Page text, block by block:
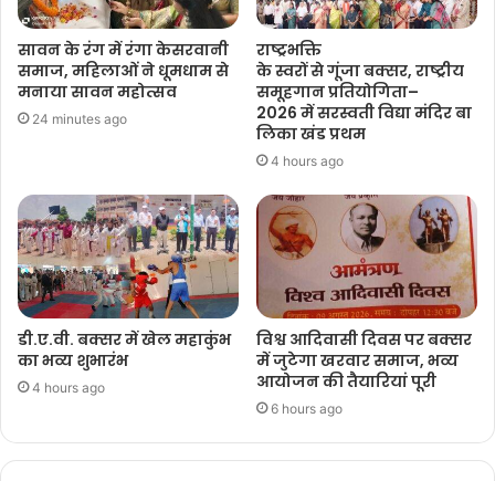
सावन के रंग में रंगा केसरवानी
समाज, महिलाओं ने धूमधाम से
मनाया सावन महोत्सव
24 minutes ago
राष्ट्रभक्ति
के स्वरों से गूंजा बक्सर, राष्ट्रीय
समूहगान प्रतियोगिता–
2026 में सरस्वती विद्या मंदिर बा
लिका खंड प्रथम
4 hours ago
डी.ए.वी. बक्सर में खेल महाकुंभ
का भव्य शुभारंभ
4 hours ago
विश्व आदिवासी दिवस पर बक्सर
में जुटेगा खरवार समाज, भव्य
आयोजन की तैयारियां पूरी
6 hours ago